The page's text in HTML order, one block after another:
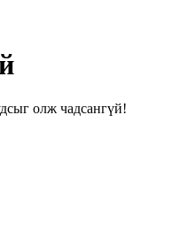
олж чадсангүй!